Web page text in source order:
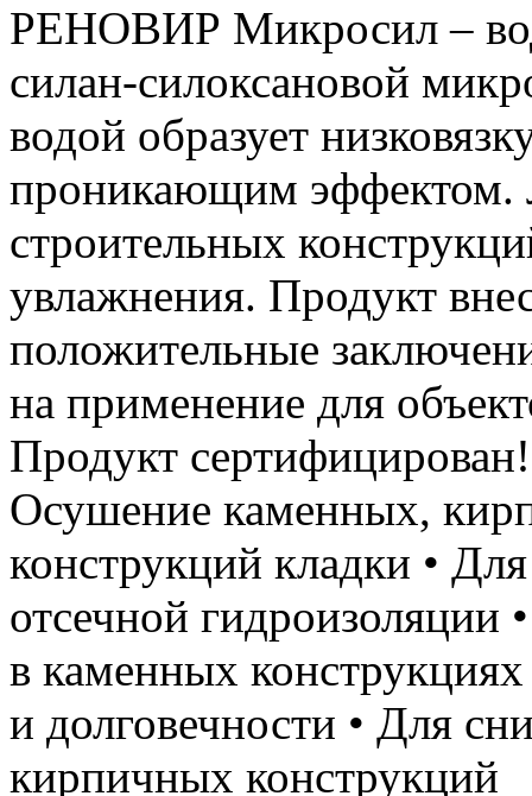
РЕНОВИР Микросил –
силан-силоксановой
водой образует
проникающим эффектом.
строительных
увлажнения. Продукт
положительные
на применение для
Продукт
Осушение каменных,
конструкций кладки •
отсечной гидроизоляции
в каменных
и долговечности • Для
кирпичных конструкций